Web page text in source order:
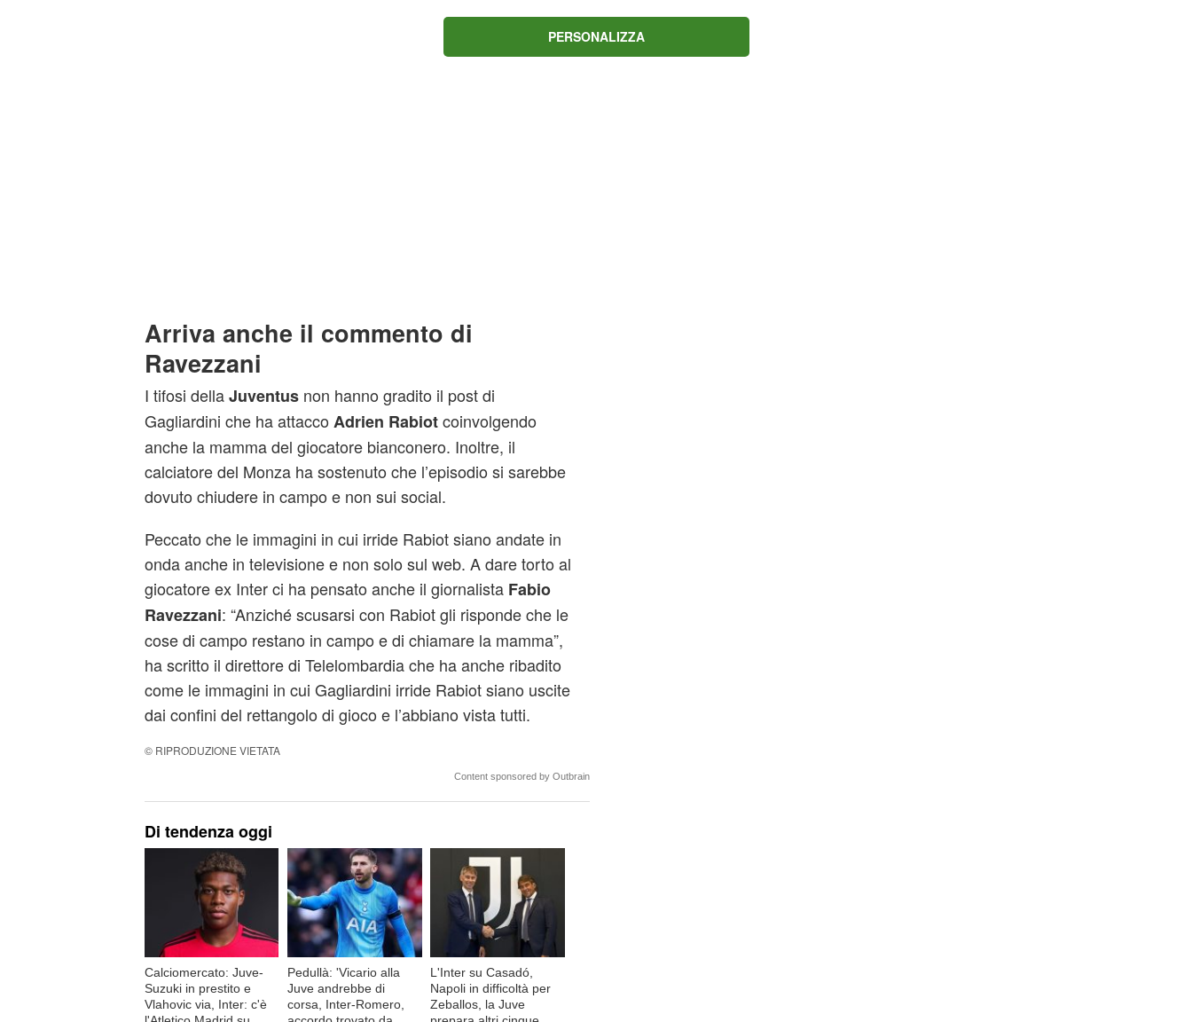
Arriva anche il commento di
Ravezzani
I tifosi dellaJuventus non hanno gradito il post di
Gagliardini che ha attacco Adrien Rabiotcoinvolgendo
anche la mamma del giocatore bianconero. Inoltre, il
calciatore del Monza ha sostenuto che l’episodio si sarebbe
dovuto chiudere in campo e non sui social.
Peccato che le immagini in cui irride Rabiot siano andate in
onda anche in televisione e non solo sul web. A dare torto al
giocatore ex Inter ci ha pensato anche il giornalista Fabio
Ravezzani: “Anziché scusarsi con Rabiot gli risponde che le
cose di campo restano in campo e di chiamare la mamma”,
ha scritto il direttore di Telelombardia che ha anche ribadito
come le immagini in cui Gagliardini irride Rabiot siano uscite
dai confini del rettangolo di gioco e l’abbiano vista tutti.
© RIPRODUZIONE VIETATA
Content sponsored by Outbrain
Di tendenza oggi
Calciomercato: Juve-
Suzuki in prestito e
Vlahovic via, Inter: c'è
Pedullà: 'Vicario alla
Juve andrebbe di
corsa, Inter-Romero,
L'Inter su Casadó,
Napoli in difficoltà per
Zeballos, la Juve
PERSONALIZZA